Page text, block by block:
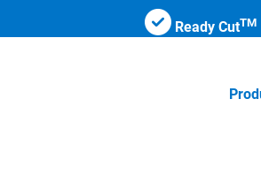
Ready CutTM